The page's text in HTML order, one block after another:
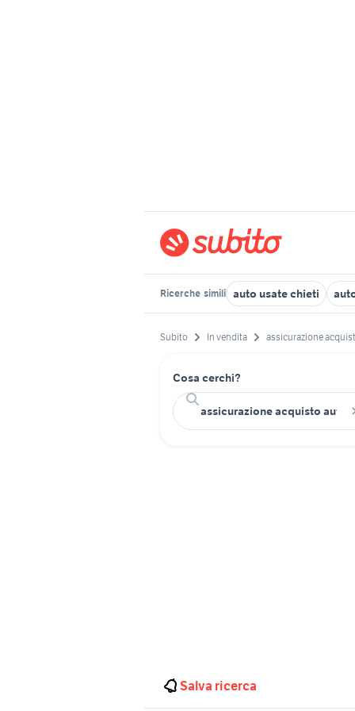
Ricerche simili auto usate chieti
Subito In vendita assicurazione
Cosa cerchi?
Salva ricerca